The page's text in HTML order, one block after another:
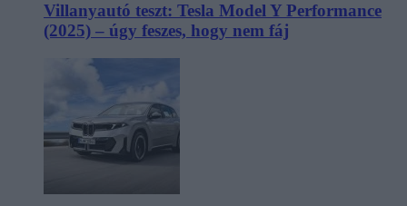
Villanyautó teszt: Tesla Model Y Performance
(2025) – úgy feszes, hogy nem fáj